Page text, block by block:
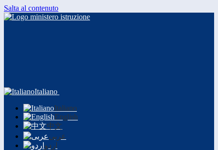
Salta al contenuto
Italiano
Italiano
English
中文
عربى
اردو